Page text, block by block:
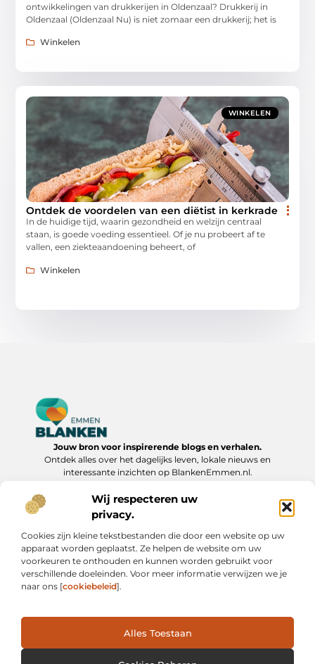
Wij respecteren uw
privacy.
Cookies zijn kleine tekstbestanden die door een website op uw
apparaat worden geplaatst. Ze helpen de website om uw
voorkeuren te onthouden en kunnen worden gebruikt voor
verschillende doeleinden. Voor meer informatie verwijzen we je
naar ons [cookiebeleid].
Alles Toestaan
ontwikkelingen van drukkerijen in Oldenzaal? Drukkerij in
Oldenzaal (Oldenzaal Nu) is niet zomaar een drukkerij; het is
Winkelen
WINKELEN
Ontdek de voordelen van een diëtist in kerkrade
In de huidige tijd, waarin gezondheid en welzijn centraal
staan, is goede voeding essentieel. Of je nu probeert af te
vallen, een ziekteaandoening beheert, of
Winkelen
Jouw bron voor inspirerende blogs en verhalen.
Ontdek alles over het dagelijks leven, lokale nieuws en
interessante inzichten op BlankenEmmen.nl.
Bericht categorie
Onze informatie
@2025 www.blankenemmen.nl. All Right Reserved.